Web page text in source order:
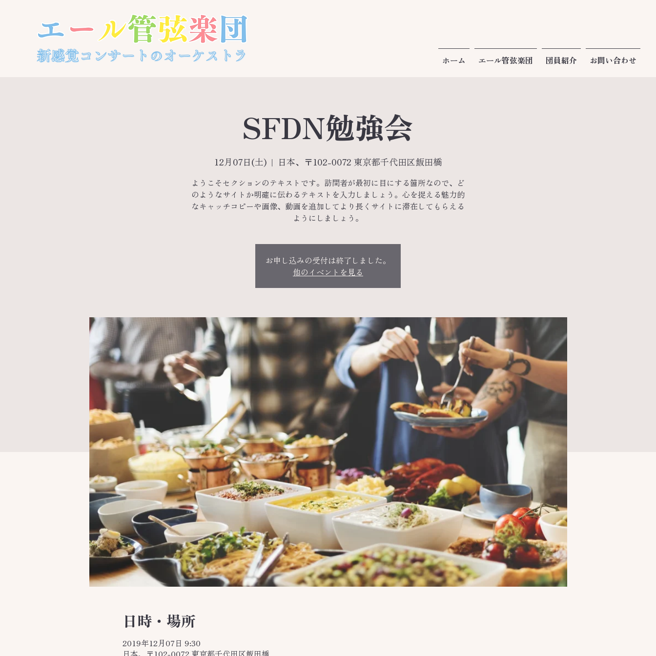
ホーム エール管弦楽団 団員紹介 お問い合わせ
SFDN勉強会
12月07日(土)
  |
日本、〒102-0072 東京都千代田区飯田橋
ようこそセクションのテキストです。訪問者が最初に目にする箇所なので、ど
のようなサイトか明確に伝わるテキストを入力しましょう。心を捉える魅力的
なキャッチコピーや画像、動画を追加してより長くサイトに滞在してもらえる
ようにしましょう。
お申し込みの受付は終了しました。
他のイベントを見る
日時・場所
2019年12月07日 9:30
日本、〒102-0072 東京都千代田区飯田橋